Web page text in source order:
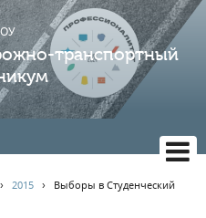
транспортный
2015 › Выборы в Студенческий